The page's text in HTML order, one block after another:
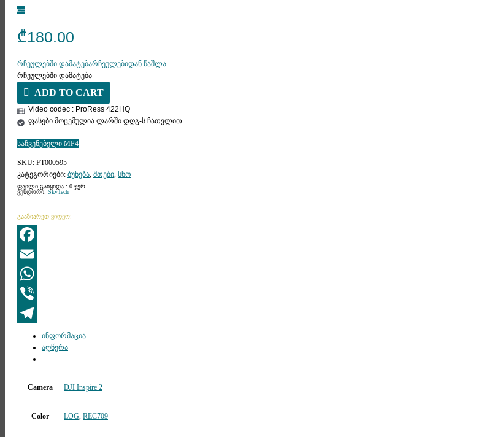
₾180.00
რჩეულებში დამატებარჩეულებიდან წაშლა
რჩეულებში დამატება
ADD TO CART
Video codec : ProRess 422HQ
ფასები მოცემულია ლარში დღგ-ს ჩათვლით
საჩვენებელი MP4
SKU: FT000595
კატეგორიები: ბუნება, მთები, სნო
ფაილი გაიყიდა : 0-ჯერ
ვენდორი: SkyTech
გააზიარეთ ვიდეო:
Facebook
Email
WhatsApp
Viber
Telegramინფორმაცია
აღწერა
Camera DJI Inspire 2
Color LOG, REC709